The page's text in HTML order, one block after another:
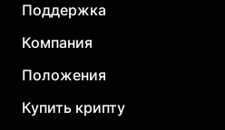
Поддержка
Компания
Положения
Купить крипту